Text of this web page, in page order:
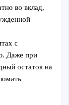
во вклад,
с
Даже при
остаток на